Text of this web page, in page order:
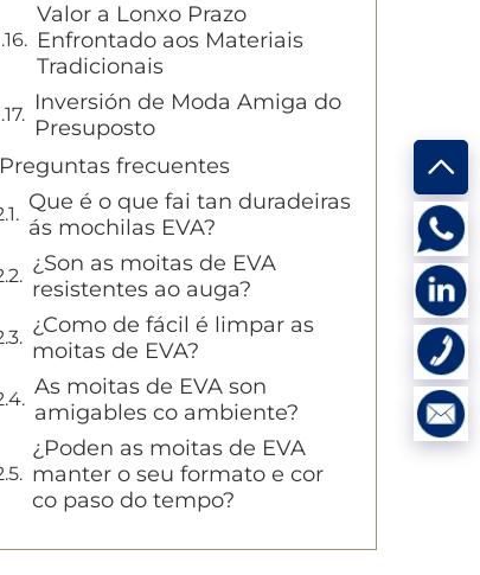
Valor a Lonxo Prazo
Enfrontado aos Materiais
Tradicionais
Inversión de Moda Amiga do
Presuposto
Preguntas frecuentes
Que é o que fai tan duradeiras
ás mochilas EVA?
¿Son as moitas de EVA
resistentes ao auga?
¿Como de fácil é limpar as
moitas de EVA?
As moitas de EVA son
amigables co ambiente?
¿Poden as moitas de EVA
manter o seu formato e cor
co paso do tempo?